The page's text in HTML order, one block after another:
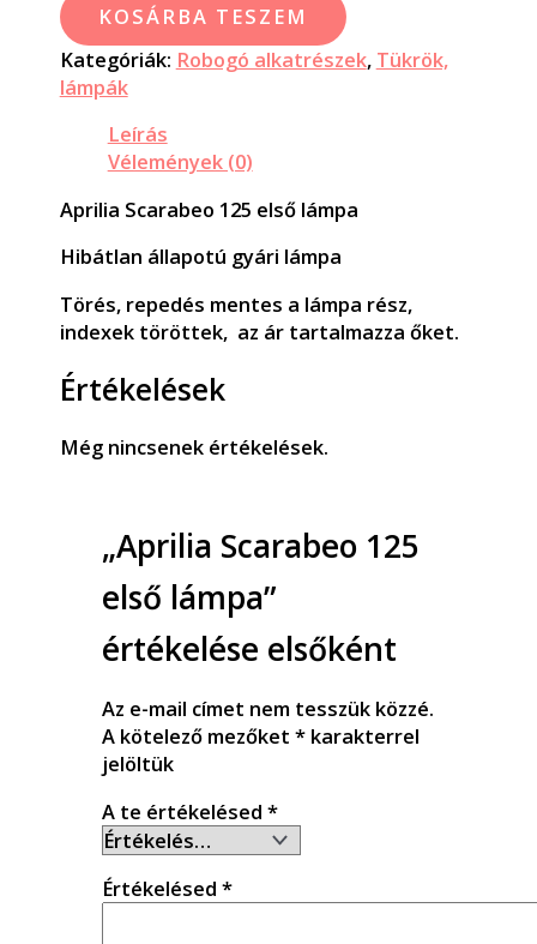
KOSÁRBA TESZEM
Kategóriák: Robogó alkatrészek, Tükrök,
lámpák
Leírás
Vélemények (0)
Aprilia Scarabeo 125 első lámpa
Hibátlan állapotú gyári lámpa
Törés, repedés mentes a lámpa rész,
indexek töröttek, az ár tartalmazza őket.
Értékelések
Még nincsenek értékelések.
„Aprilia Scarabeo 125
első lámpa”
értékelése elsőként
Az e-mail címet nem tesszük közzé.
A kötelező mezőket *karakterrel
jelöltük
A te értékelésed *
Értékelésed *